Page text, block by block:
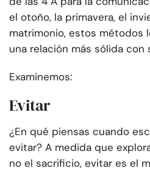
el otoño, la primavera, el
matrimonio, estos métodos
una relación más sólida con
Examinemos:
Evitar
¿En qué piensas cuando
evitar? A medida que
no el sacrificio, evitar es el